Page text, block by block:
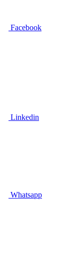
Facebook
Linkedin
Whatsapp